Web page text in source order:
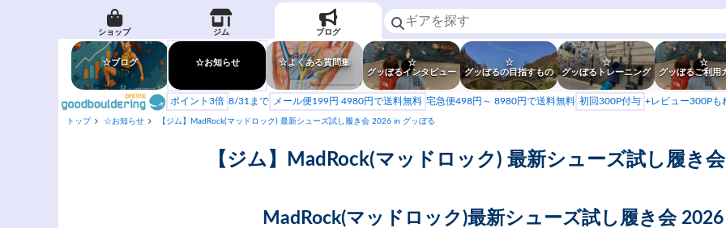
ショップ ジム ブログ
☆ブログ ☆お知らせ ☆よくある質問集
☆
グッぼるインタビュー
☆
グッぼるの目指すもの
☆
グッぼるトレーニング
☆
グッぼるご利用
ポイント3倍 8/31まで メール便199円 4980円で送料無料 宅急便498円～ 8980円で送料無料 初回300P付与 +レビュー300Pも
トップ ☆お知らせ 【ジム】MadRock(マッドロック) 最新シューズ試し履き会 2026 in グッぼる
【ジム】MadRock(マッドロック) 最新シューズ試し履き
MadRock(マッドロック)最新シューズ試し履き会